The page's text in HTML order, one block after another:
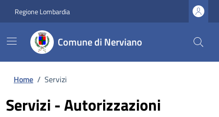
Regione Lombardia
Comune di Nerviano
Home / Servizi
Servizi - Autorizzazioni